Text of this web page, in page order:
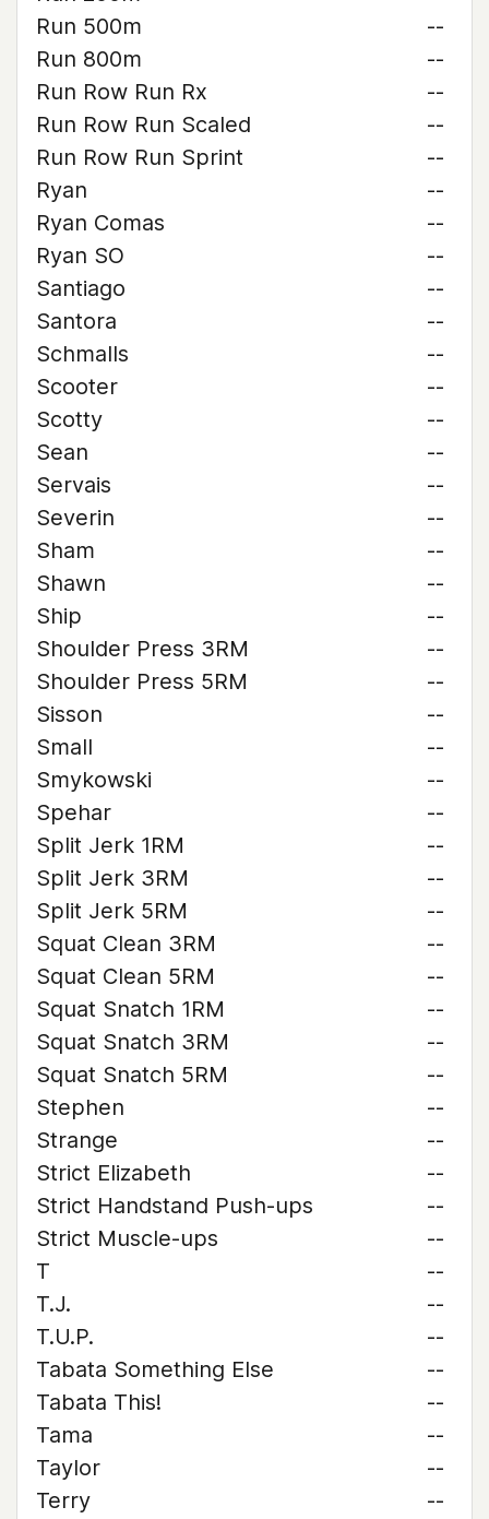
Run 500m
--
Run 800m
--
Run Row Run Rx
--
Run Row Run Scaled
--
Run Row Run Sprint
--
Ryan
--
Ryan Comas
--
Ryan SO
--
Santiago
--
Santora
--
Schmalls
--
Scooter
--
Scotty
--
Sean
--
Servais
--
Severin
--
Sham
--
Shawn
--
Ship
--
Shoulder Press 3RM
--
Shoulder Press 5RM
--
Sisson
--
Small
--
Smykowski
--
Spehar
--
Split Jerk 1RM
--
Split Jerk 3RM
--
Split Jerk 5RM
--
Squat Clean 3RM
--
Squat Clean 5RM
--
Squat Snatch 1RM
--
Squat Snatch 3RM
--
Squat Snatch 5RM
--
Stephen
--
Strange
--
Strict Elizabeth
--
Strict Handstand Push-ups
--
Strict Muscle-ups
--
T
--
T.J.
--
T.U.P.
--
Tabata Something Else
--
Tabata This!
--
Tama
--
Taylor
--
Terry
--